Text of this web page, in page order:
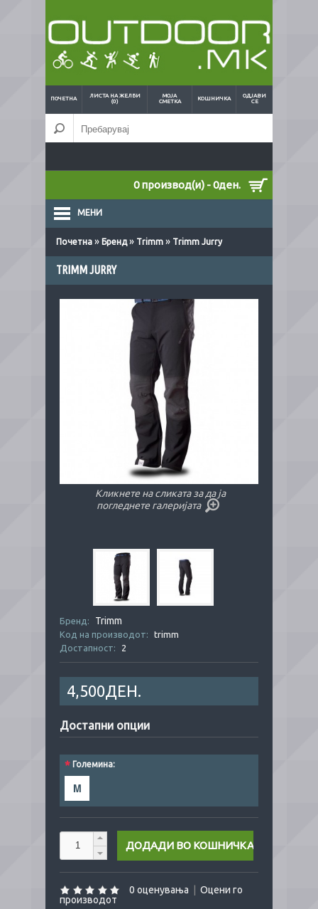
ПОЧЕТНА
ЛИСТА НА ЖЕЛБИ
(0)
МОЈА
СМЕТКА
КОШНИЧКА
ОДЈАВИ
СЕ
0 производ(и) - 0ден.
МЕНИ
Почетна » Бренд» Trimm » Trimm Jurry
TRIMM JURRY
Кликнете на сликата за да ја
погледнете галеријата
Бренд: Trimm
Код на производот:
trimm
Достапност:
2
4,500ДЕН.
Достапни опции
* Големина:
M
0 оценувања
Оцени го
производот